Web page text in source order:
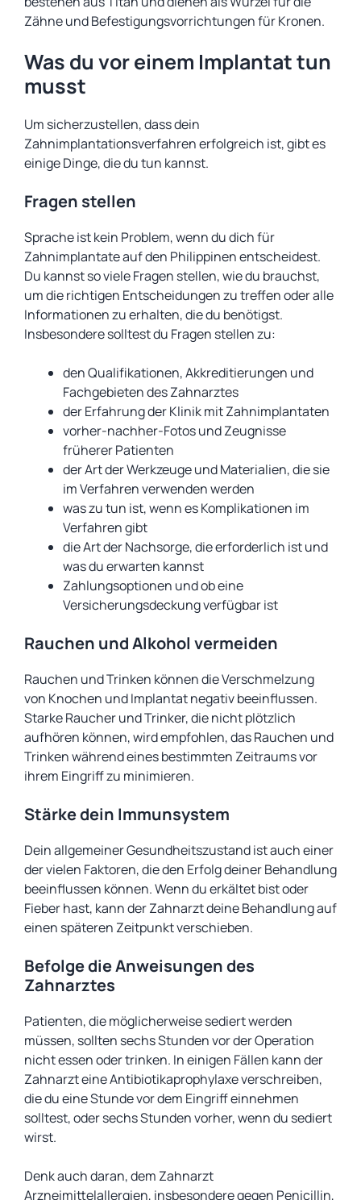
Zähne und Befestigungsvorrichtungen für Kronen.
Was du vor einem Implantat tun
musst
Um sicherzustellen, dass dein
Zahnimplantationsverfahren erfolgreich ist, gibt es
einige Dinge, die du tun kannst.
Fragen stellen
Sprache ist kein Problem, wenn du dich für
Zahnimplantate auf den Philippinen entscheidest.
Du kannst so viele Fragen stellen, wie du brauchst,
um die richtigen Entscheidungen zu treffen oder alle
Informationen zu erhalten, die du benötigst.
Insbesondere solltest du Fragen stellen zu:
den Qualifikationen, Akkreditierungen und
Fachgebieten des Zahnarztes
der Erfahrung der Klinik mit Zahnimplantaten
vorher-nachher-Fotos und Zeugnisse
früherer Patienten
der Art der Werkzeuge und Materialien, die sie
im Verfahren verwenden werden
was zu tun ist, wenn es Komplikationen im
Verfahren gibt
die Art der Nachsorge, die erforderlich ist und
was du erwarten kannst
Zahlungsoptionen und ob eine
Versicherungsdeckung verfügbar ist
Rauchen und Alkohol vermeiden
Rauchen und Trinken können die Verschmelzung
von Knochen und Implantat negativ beeinflussen.
Starke Raucher und Trinker, die nicht plötzlich
aufhören können, wird empfohlen, das Rauchen und
Trinken während eines bestimmten Zeitraums vor
ihrem Eingriff zu minimieren.
Stärke dein Immunsystem
Dein allgemeiner Gesundheitszustand ist auch einer
der vielen Faktoren, die den Erfolg deiner Behandlung
beeinflussen können. Wenn du erkältet bist oder
Fieber hast, kann der Zahnarzt deine Behandlung auf
einen späteren Zeitpunkt verschieben.
Befolge die Anweisungen des
Zahnarztes
Patienten, die möglicherweise sediert werden
müssen, sollten sechs Stunden vor der Operation
nicht essen oder trinken. In einigen Fällen kann der
Zahnarzt eine Antibiotikaprophylaxe verschreiben,
die du eine Stunde vor dem Eingriff einnehmen
solltest, oder sechs Stunden vorher, wenn du sediert
wirst.
Denk auch daran, dem Zahnarzt
Arzneimittelallergien, insbesondere gegen Penicillin,